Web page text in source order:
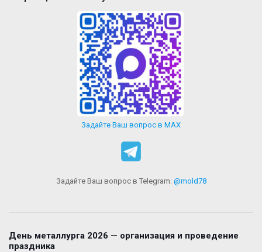
Задайте Ваш вопрос в MAX
Задайте Ваш вопрос в Telegram: @mold78
День металлурга 2026 — организация и проведение
праздника